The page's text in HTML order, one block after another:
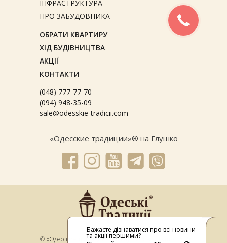
ІНФРАСТРУКТУРА
ПРО ЗАБУДОВНИКА
ОБРАТИ КВАРТИРУ
ХІД БУДІВНИЦТВА
АКЦІЇ
КОНТАКТИ
(048) 777-77-70
(094) 948-35-09
sale@odesskie-tradicii.com
«Одесcкие традиции»® на Глушко
© «Одесские традиции® на Глушка» на Глушко 2026
Бажаєте дізнаватися про всі новини
та акції першими?